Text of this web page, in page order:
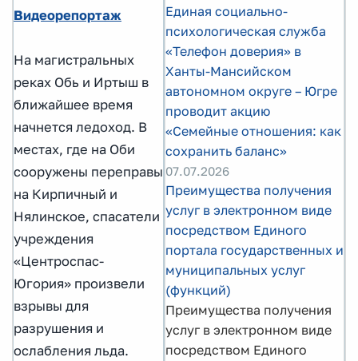
Видеорепортаж
На магистральных
реках Обь и Иртыш в
ближайшее время
начнется ледоход. В
местах, где на Оби
сооружены переправы
на Кирпичный и
Нялинское, спасатели
учреждения
«Центроспас-
Югория» произвели
взрывы для
разрушения и
ослабления льда.
Единая социально-
психологическая служба
«Телефон доверия» в
Ханты-Мансийском
автономном округе – Югре
проводит акцию
«Семейные отношения: как
сохранить баланс»
07.07.2026
Преимущества получения
услуг в электронном виде
посредством Единого
портала государственных и
муниципальных услуг
(функций)
Преимущества получения
услуг в электронном виде
посредством Единого